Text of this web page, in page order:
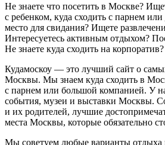
Не знаете что посетить в Москве?
с ребенком, куда сходить с парнем
место для свидания? Ищете
Интересуетесь активным отдыхом?
Не знаете куда сходить на
Кудамоскоу — это лучший сайт о
Москвы. Мы знаем куда сходить в
с парнем или большой компанией. У
события, музеи и выставки Москвы.
и их родителей, лучшие
места Москвы, которые обязательно
Мы советуем любые варианты